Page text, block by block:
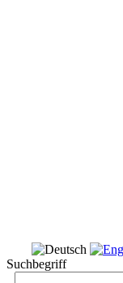
Suchbegriff